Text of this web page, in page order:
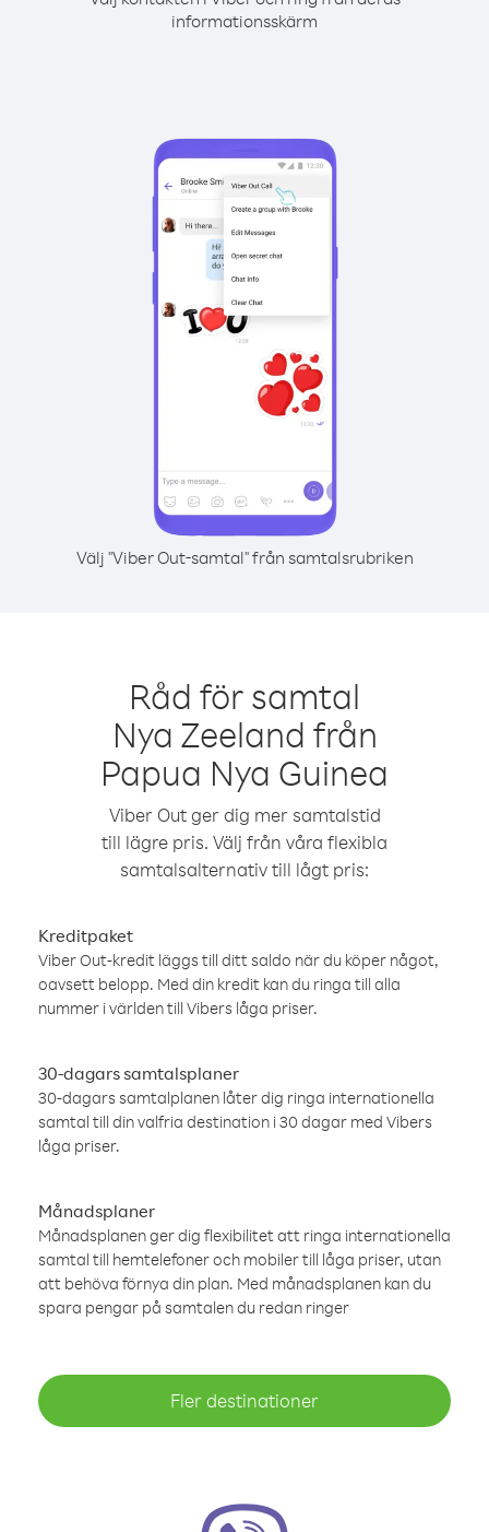
informationsskärm
Välj "Viber Out-samtal" från samtalsrubriken
Råd för samtal
Nya Zeeland från
Papua Nya Guinea
Viber Out ger dig mer samtalstid
till lägre pris. Välj från våra flexibla
samtalsalternativ till lågt pris:
Kreditpaket
Viber Out-kredit läggs till ditt saldo när du köper något,
oavsett belopp. Med din kredit kan du ringa till alla
nummer i världen till Vibers låga priser.
30-dagars samtalsplaner
30-dagars samtalplanen låter dig ringa internationella
samtal till din valfria destination i 30 dagar med Vibers
låga priser.
Månadsplaner
Månadsplanen ger dig flexibilitet att ringa internationella
samtal till hemtelefoner och mobiler till låga priser, utan
att behöva förnya din plan. Med månadsplanen kan du
spara pengar på samtalen du redan ringer
Fler destinationer